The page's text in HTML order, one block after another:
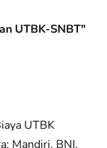
UTBK-SNBT"
UTBK
Mandiri, BNI,